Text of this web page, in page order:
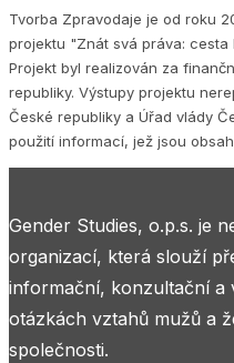
Tvorba Zpravodaje je od roku
projektu "Znát svá práva: cesta
Projekt byl realizován za
republiky. Výstupy projektu
České republiky a Úřad vlády
použití informací, jež jsou
Gender Studies, o.p.s. je
organizací, která slouží
informační, konzultační a
otázkách vztahů mužů a
společnosti.